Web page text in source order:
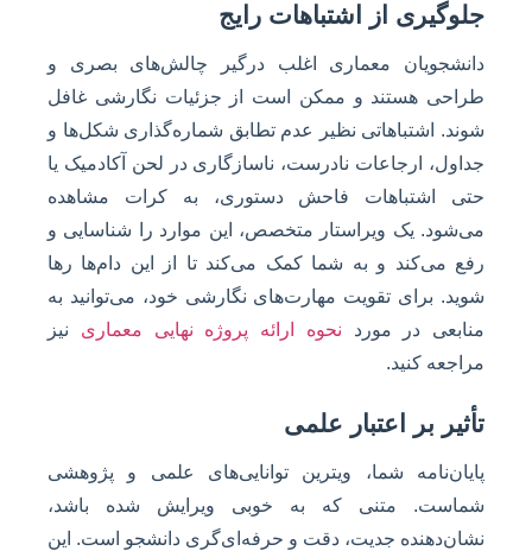
جلوگیری از اشتباهات رایج
دانشجویان معماری اغلب درگیر چالش‌های بصری و
طراحی هستند و ممکن است از جزئیات نگارشی غافل
شوند. اشتباهاتی نظیر عدم تطابق شماره‌گذاری شکل‌ها و
جداول، ارجاعات نادرست، ناسازگاری در لحن آکادمیک یا
حتی اشتباهات فاحش دستوری، به کرات مشاهده
می‌شود. یک ویراستار متخصص، این موارد را شناسایی و
رفع می‌کند و به شما کمک می‌کند تا از این دام‌ها رها
شوید. برای تقویت مهارت‌های نگارشی خود، می‌توانید به
منابعی در مورد نحوه ارائه پروژه نهایی معماری نیز
مراجعه کنید.
تأثیر بر اعتبار علمی
پایان‌نامه شما، ویترین توانایی‌های علمی و پژوهشی
شماست. متنی که به خوبی ویرایش شده باشد،
نشان‌دهنده جدیت، دقت و حرفه‌ای‌گری دانشجو است. این